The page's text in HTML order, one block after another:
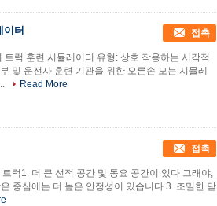
터 접촉
럭 훈련 시뮬레이터 유형: 상호 작용하는 시각적
및 운전사 훈련 기관을 위한 오른손 모는 시뮬레
Read More
접촉
럭1. 더 큰 선적 공간 및 동요 공간이 있다 그래야,
중심에는 더 높은 안정성이 있습니다.3. 조밀한 닫